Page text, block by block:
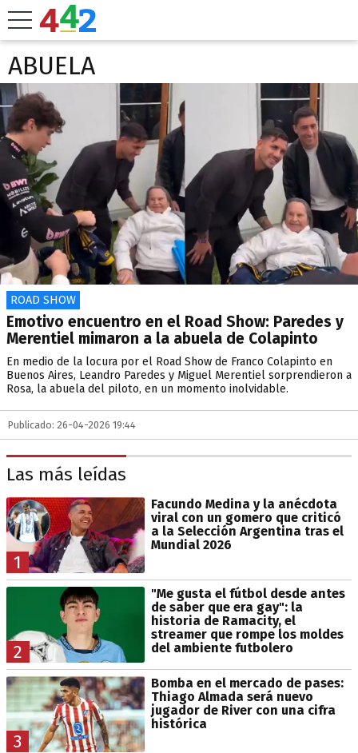
ABUELA
ROAD SHOW
Emotivo encuentro en el Road Show: Paredes y
Merentiel mimaron a la abuela de Colapinto
En medio de la locura por el Road Show de Franco Colapinto en
Buenos Aires, Leandro Paredes y Miguel Merentiel sorprendieron a
Rosa, la abuela del piloto, en un momento inolvidable.
Publicado: 26-04-2026 19:44
Las más leídas
1
Facundo Medina y la anécdota
viral con un gomero que criticó
a la Selección Argentina tras el
Mundial 2026
2
"Me gusta el fútbol desde antes
de saber que era gay": la
historia de Ramacity, el
streamer que rompe los moldes
del ambiente futbolero
3
Bomba en el mercado de pases:
Thiago Almada será nuevo
jugador de River con una cifra
histórica